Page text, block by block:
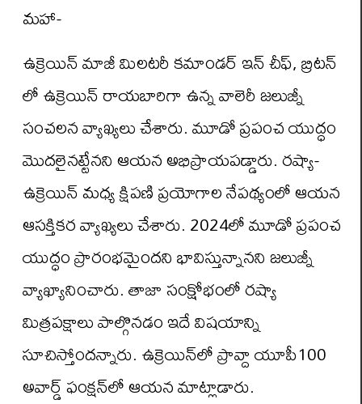
మహా-
ఉక్రెయిన్ మాజీ మిలటరీ కమాండర్ ఇన్ చీఫ్, బ్రిటన్
లో ఉక్రెయిన్ రాయబారిగా ఉన్న వాలెరీ జలుజ్నీ
సంచలన వ్యాఖ్యలు చేశారు. మూడో ప్రపంచ యుద్ధం
మొదలైనట్టేనని ఆయన అభిప్రాయపడ్డారు. రష్యా-
ఉక్రెయిన్ మధ్య క్షిపణి ప్రయోగాల నేపథ్యంలో ఆయన
ఆసక్తికర వ్యాఖ్యలు చేశారు. 2024లో మూడో ప్రపంచ
యుద్ధం ప్రారంభమైందని భావిస్తున్నానని జలుజ్నీ
వ్యాఖ్యానించారు. తాజా సంక్షోభంలో రష్యా
మిత్రపక్షాలు పాల్గొనడం ఇదే విషయాన్ని
సూచిస్తోందన్నారు. ఉక్రెయిన్‌లో ప్రావ్దా యూపీ100
అవార్డ్ ఫంక్షన్‌లో ఆయన మాట్లాడారు.